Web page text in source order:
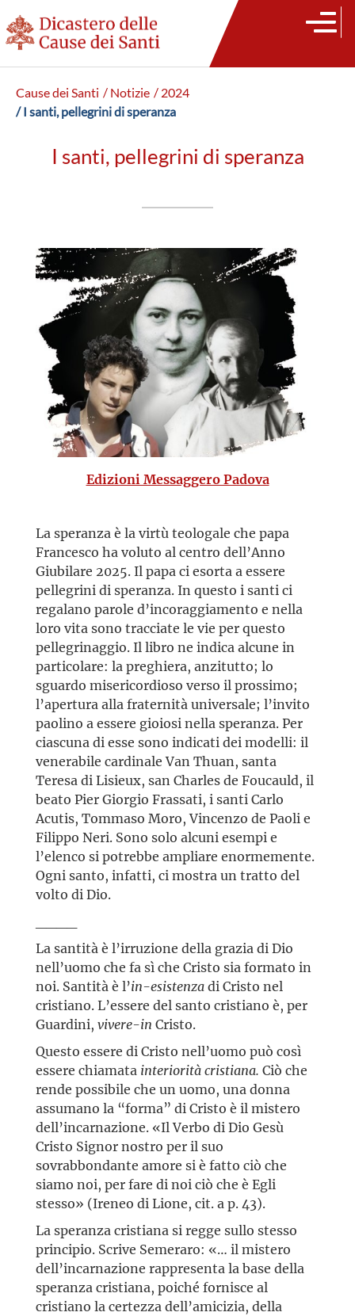
Cause dei Santi / Notizie / 2024
/ I santi, pellegrini di speranza
I santi, pellegrini di speranza
Edizioni Messaggero Padova
La speranza è la virtù teologale che papa
Francesco ha voluto al centro dell’Anno
Giubilare 2025. Il papa ci esorta a essere
pellegrini di speranza. In questo i santi ci
regalano parole d’incoraggiamento e nella
loro vita sono tracciate le vie per questo
pellegrinaggio. Il libro ne indica alcune in
particolare: la preghiera, anzitutto; lo
sguardo misericordioso verso il prossimo;
l’apertura alla fraternità universale; l’invito
paolino a essere gioiosi nella speranza. Per
ciascuna di esse sono indicati dei modelli: il
venerabile cardinale Van Thuan, santa
Teresa di Lisieux, san Charles de Foucauld, il
beato Pier Giorgio Frassati, i santi Carlo
Acutis, Tommaso Moro, Vincenzo de Paoli e
Filippo Neri. Sono solo alcuni esempi e
l’elenco si potrebbe ampliare enormemente.
Ogni santo, infatti, ci mostra un tratto del
volto di Dio.
La santità è l’irruzione della grazia di Dio
nell’uomo che fa sì che Cristo sia formato in
noi. Santità è l’in-esistenzadi Cristo nel
cristiano. L’essere del santo cristiano è, per
Guardini, vivere-in Cristo.
Questo essere di Cristo nell’uomo può così
essere chiamata interiorità cristiana. Ciò che
rende possibile che un uomo, una donna
assumano la “forma” di Cristo è il mistero
dell’incarnazione. «Il Verbo di Dio Gesù
Cristo Signor nostro per il suo
sovrabbondante amore si è fatto ciò che
siamo noi, per fare di noi ciò che è Egli
stesso» (Ireneo di Lione, cit. a p. 43).
La speranza cristiana si regge sullo stesso
principio. Scrive Semeraro: «… il mistero
dell’incarnazione rappresenta la base della
speranza cristiana, poiché fornisce al
cristiano la certezza dell’amicizia, della